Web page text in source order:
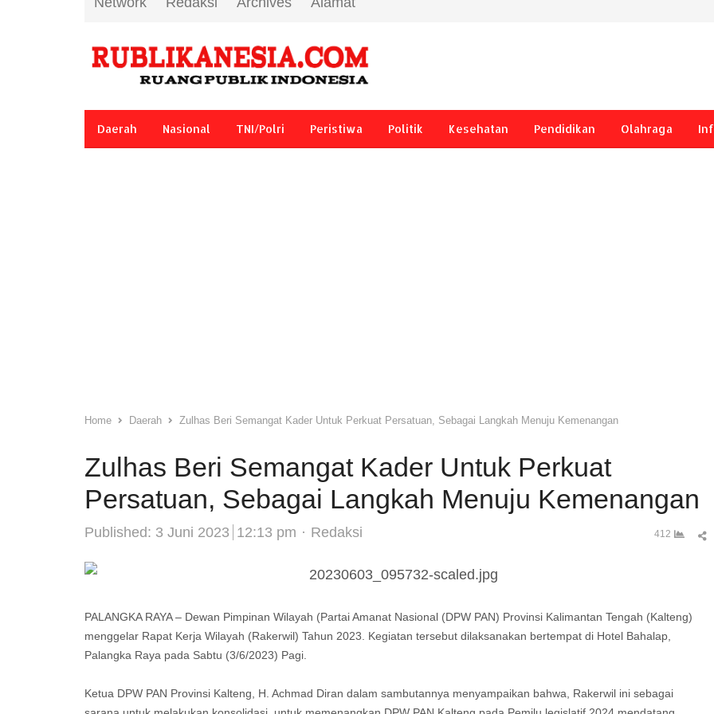
Daerah Nasional TNI/Polri Peristiwa Politik Kesehatan Pendidikan Olahraga
Home Daerah Zulhas Beri Semangat Kader Untuk Perkuat Persatuan, Sebagai Langkah Menuju Kemenangan
Zulhas Beri Semangat Kader Untuk Perkuat
Persatuan, Sebagai Langkah Menuju Kemenangan
Published: 3 Juni 2023 12:13 pm Author
Redaksi 412
PALANGKA RAYA – Dewan Pimpinan Wilayah (Partai Amanat Nasional (DPW PAN) Provinsi Kalimantan Tengah (Kalteng)
menggelar Rapat Kerja Wilayah (Rakerwil) Tahun 2023. Kegiatan tersebut dilaksanakan bertempat di Hotel Bahalap,
Palangka Raya pada Sabtu (3/6/2023) Pagi.
Ketua DPW PAN Provinsi Kalteng, H. Achmad Diran dalam sambutannya menyampaikan bahwa, Rakerwil ini sebagai